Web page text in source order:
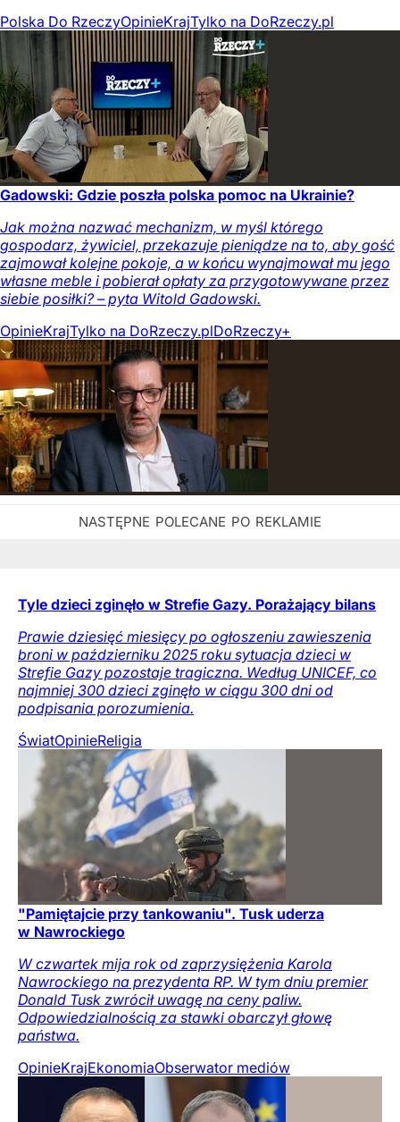
Polska Do RzeczyOpinieKrajTylko na DoRzeczy.pl
Gadowski: Gdzie poszła polska pomoc na Ukrainie?
Jak można nazwać mechanizm, w myśl którego
gospodarz, żywiciel, przekazuje pieniądze na to, aby gość
zajmował kolejne pokoje, a w końcu wynajmował mu jego
własne meble i pobierał opłaty za przygotowywane przez
siebie posiłki? – pyta Witold Gadowski.
OpinieKrajTylko na DoRzeczy.plDoRzeczy+
Tyle dzieci zginęło w Strefie Gazy. Porażający bilans
Prawie dziesięć miesięcy po ogłoszeniu zawieszenia
broni w październiku 2025 roku sytuacja dzieci w
Strefie Gazy pozostaje tragiczna. Według UNICEF, co
najmniej 300 dzieci zginęło w ciągu 300 dni od
podpisania porozumienia.
ŚwiatOpinieReligia
"Pamiętajcie przy tankowaniu". Tusk uderza
w Nawrockiego
W czwartek mija rok od zaprzysiężenia Karola
Nawrockiego na prezydenta RP. W tym dniu premier
Donald Tusk zwrócił uwagę na ceny paliw.
Odpowiedzialnością za stawki obarczył głowę
państwa.
OpinieKrajEkonomiaObserwator mediów